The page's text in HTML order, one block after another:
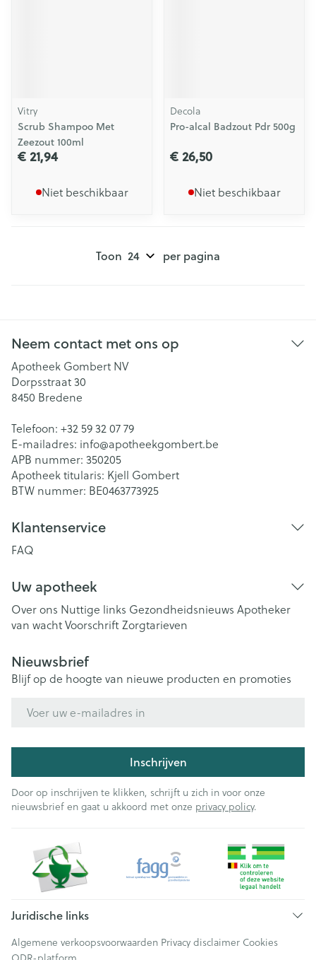
Vitry
Scrub Shampoo Met
Zeezout 100ml
€ 21,94
Niet beschikbaar
Decola
Pro-alcal Badzout Pdr 500g
€ 26,50
Niet beschikbaar
Toon per pagina
Neem contact met ons op
Apotheek Gombert NV
Dorpsstraat 30
8450 Bredene
Telefoon: +32 59 32 07 79
E-mailadres: info@apotheekgombert.be
APB nummer: 350205
Apotheek titularis: Kjell Gombert
BTW nummer: BE0463773925
Klantenservice
FAQ
Uw apotheek
Over ons Nuttige links Gezondheidsnieuws Apotheker
van wachtVoorschriftZorgtarieven
Nieuwsbrief
Blijf op de hoogte van nieuwe producten en promoties
Inschrijven
Door op inschrijven te klikken, schrijft u zich in voor onze
nieuwsbrief en gaat u akkoord met onze privacy policy.
Juridische links
Algemene verkoopsvoorwaarden Privacy disclaimer Cookies